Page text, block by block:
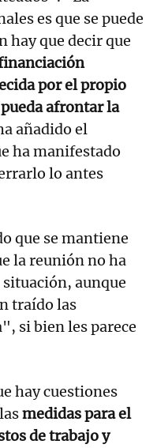
es que se puede
hay que decir que
por el propio
afrontar la
añadido el
ha manifestado
lo antes
que se mantiene
la reunión no ha
aunque
traído las
si bien les parece
hay cuestiones
medidas para el
de trabajo y